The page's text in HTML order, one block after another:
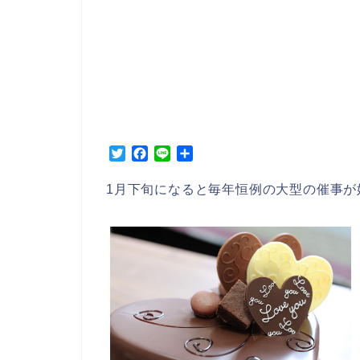
T
i
e
F
c
o
n
1月下旬になると毎年恒例の大型の催事が